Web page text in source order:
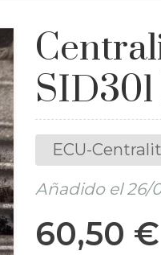
ECU-
Añadido el 26/
60,50 €